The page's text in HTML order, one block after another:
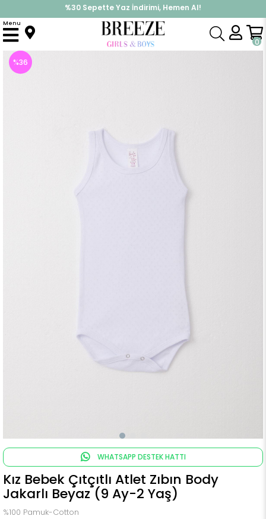
%30 Sepette Yaz İndirimi, Hemen Al!
İndirimlere ek %10 İndirimi Kap, Hemen Üye Ol!
0
Menu
Anasayfa Pijama & İç Giyim KIZ Zıbın
%36
WHATSAPP DESTEK HATTI
Kız Bebek Çıtçıtlı Atlet Zıbın Body
Jakarlı Beyaz (9 Ay-2 Yaş)
%100 Pamuk-Cotton